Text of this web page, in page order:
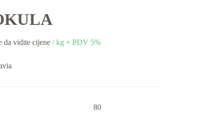
da vidite cijene / kg + PDV 5%
80